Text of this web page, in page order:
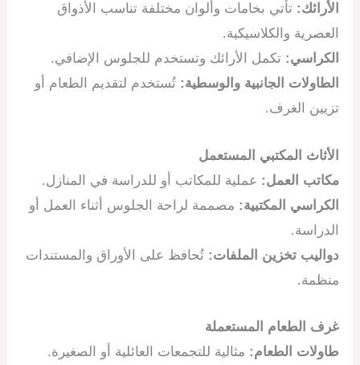
الأرائك: تأتي بخامات وألوان مختلفة تناسب الأذواق
العصرية والكلاسيكية.
الكراسي: تكمل الأرائك وتستخدم للجلوس الإضافي.
الطاولات الجانبية والوسطية: تُستخدم لتقديم الطعام أو
تزيين الغرف.
الأثاث المكتبي المستعمل
مكاتب العمل: عملية للمكاتب أو للدراسة في المنازل.
الكراسي المكتبية: مصممة لراحة الجلوس أثناء العمل أو
الدراسة.
دواليب تخزين الملفات: تُحافظ على الأوراق والمستندات
منظمة.
غرف الطعام المستعملة
طاولات الطعام: مثالية للتجمعات العائلية أو الصغيرة.